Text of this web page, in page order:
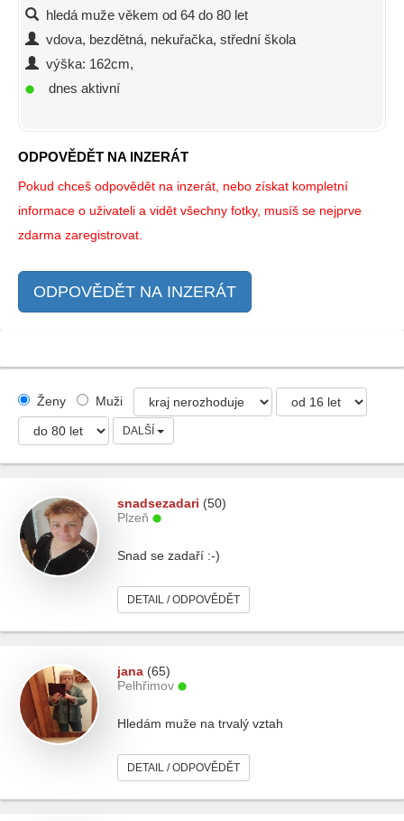
hledá muže věkem od 64 do 80 let
vdova, bezdětná, nekuřačka, střední škola
výška: 162cm,
dnes aktivní
ODPOVĚDĚT NA INZERÁT
Pokud chceš odpovědět na inzerát, nebo získat kompletní
informace o uživateli a vidět všechny fotky, musíš se nejprve
zdarma zaregistrovat.
ODPOVĚDĚT NA INZERÁT
Ženy Muži
DALŠÍ
snadsezadari (50)
Plzeň
Snad se zadaří :-)
DETAIL / ODPOVĚDĚT
jana (65)
Pelhřimov
Hledám muže na trvalý vztah
DETAIL / ODPOVĚDĚT